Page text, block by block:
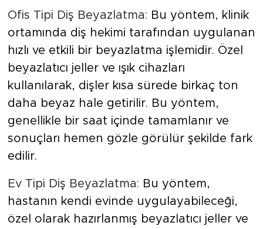
Ofis Tipi Diş Beyazlatma: Bu yöntem, klinik
ortamında diş hekimi tarafından uygulanan
hızlı ve etkili bir beyazlatma işlemidir. Özel
beyazlatıcı jeller ve ışık cihazları
kullanılarak, dişler kısa sürede birkaç ton
daha beyaz hale getirilir. Bu yöntem,
genellikle bir saat içinde tamamlanır ve
sonuçları hemen gözle görülür şekilde fark
edilir.
Ev Tipi Diş Beyazlatma: Bu yöntem,
hastanın kendi evinde uygulayabileceği,
özel olarak hazırlanmış beyazlatıcı jeller ve